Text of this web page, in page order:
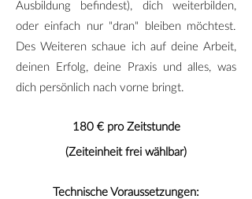
Ausbildung befindest), dich weiterbilden,
oder einfach nur "dran" bleiben möchtest.
Des Weiteren schaue ich auf deine Arbeit,
deinen Erfolg, deine Praxis und alles, was
dich persönlich nach vorne bringt.
180 € pro Zeitstunde
(Zeiteinheit frei wählbar)​
Technische Voraussetzungen: